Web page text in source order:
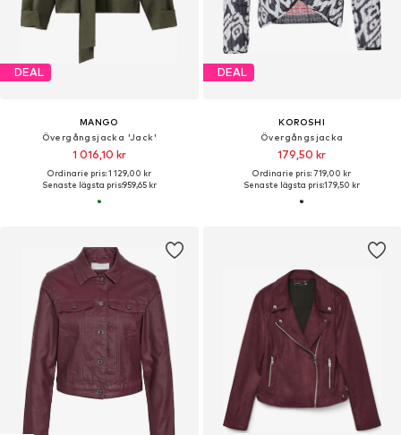
DEAL
MANGO
Övergångsjacka 'Jack'
1 016,10 kr
Ordinarie pris: 1 129,00 kr
Senaste lägsta pris:959,65 kr
DEAL
KOROSHI
Övergångsjacka
179,50 kr
Ordinarie pris: 719,00 kr
Senaste lägsta pris:179,50 kr